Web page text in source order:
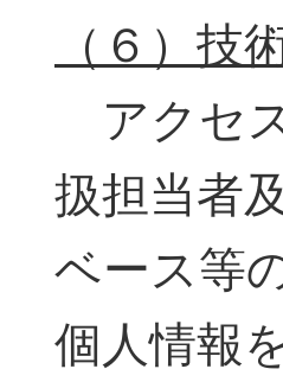
（６）技
アクセ
扱担当者
ベース等
個人情報